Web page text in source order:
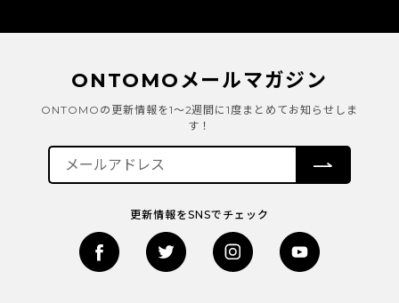
ONTOMOメールマガジン
ONTOMOの更新情報を1～2週間に1度まとめてお知らせしま
す！
更新情報をSNSでチェック